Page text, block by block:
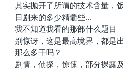
其实抛开了所谓的技术含量，
日剧来的多少精髓些…
我不知道我看的那部什么题目
别惊讶，这是最高境界，都是
那么多干吗？
剧情，侦探，惊悚，部分裸露